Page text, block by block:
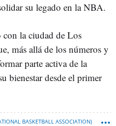
su legado en la NBA.
con la ciudad de Los
más allá de los números y
parte activa de la
bienestar desde el primer
BASKETBALL ASSOCIATION)